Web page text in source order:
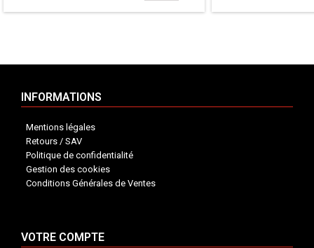
INFORMATIONS
Mentions légales
Retours / SAV
Politique de confidentialité
Gestion des cookies
Conditions Générales de Ventes
VOTRE COMPTE